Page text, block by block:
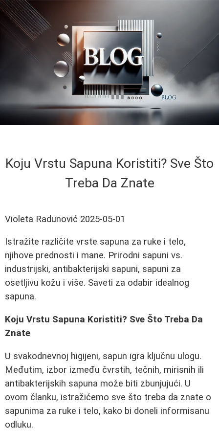
Koju Vrstu Sapuna Koristiti? Sve Što
Treba Da Znate
Violeta Radunović 2025-05-01
Istražite različite vrste sapuna za ruke i telo,
njihove prednosti i mane. Prirodni sapuni vs.
industrijski, antibakterijski sapuni, sapuni za
osetljivu kožu i više. Saveti za odabir idealnog
sapuna.
Koju Vrstu Sapuna Koristiti? Sve Što Treba Da
Znate
U svakodnevnoj higijeni, sapun igra ključnu ulogu.
Međutim, izbor između čvrstih, tečnih, mirisnih ili
antibakterijskih sapuna može biti zbunjujući. U
ovom članku, istražićemo sve što treba da znate o
sapunima za ruke i telo, kako bi doneli informisanu
odluku.